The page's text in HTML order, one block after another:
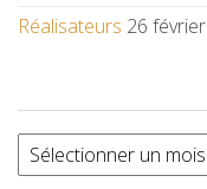
Réalisateurs 26
Archives